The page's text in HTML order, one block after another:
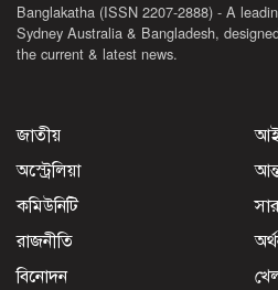
Banglakatha (ISSN 2207-2888) - A
Sydney Australia & Bangladesh,
the current & latest news.
জাতীয়
অস্ট্রেলিয়া
কমিউনিটি
রাজনীতি
বিনোদন